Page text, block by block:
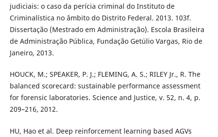
judiciais: o caso da perícia criminal do Instituto de
Criminalística no âmbito do Distrito Federal. 2013. 103f.
Dissertação (Mestrado em Administração). Escola Brasileira
de Administração Pública, Fundação Getúlio Vargas, Rio de
Janeiro, 2013.
HOUCK, M.; SPEAKER, P. J.; FLEMING, A. S.; RILEY Jr., R. The
balanced scorecard: sustainable performance assessment
for forensic laboratories. Science and Justice, v. 52, n. 4, p.
209–216, 2012.
HU, Hao et al. Deep reinforcement learning based AGVs